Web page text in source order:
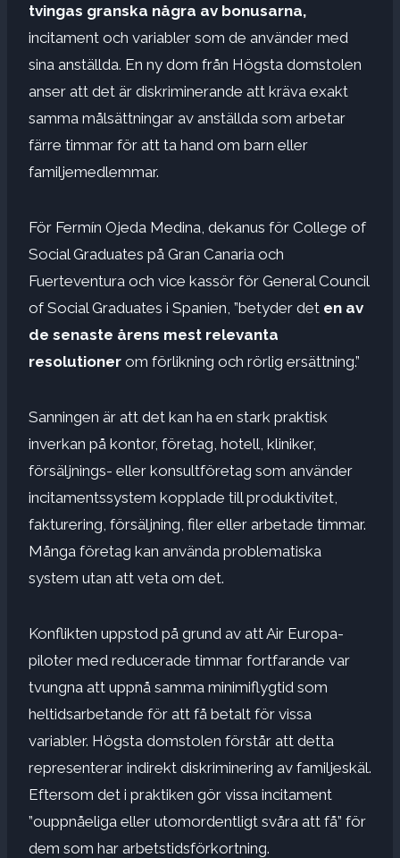
tvingas granska några av bonusarna,
incitament och variabler som de använder med
sina anställda. En ny dom från Högsta domstolen
anser att det är diskriminerande att kräva exakt
samma målsättningar av anställda som arbetar
färre timmar för att ta hand om barn eller
familjemedlemmar.
För Fermín Ojeda Medina, dekanus för College of
Social Graduates på Gran Canaria och
Fuerteventura och vice kassör för General Council
of Social Graduates i Spanien, ”betyder det en av
de senaste årens mest relevanta
resolutioner om förlikning och rörlig ersättning.”
Sanningen är att det kan ha en stark praktisk
inverkan på kontor, företag, hotell, kliniker,
försäljnings- eller konsultföretag som använder
incitamentssystem kopplade till produktivitet,
fakturering, försäljning, filer eller arbetade timmar.
Många företag kan använda problematiska
system utan att veta om det.
Konflikten uppstod på grund av att Air Europa-
piloter med reducerade timmar fortfarande var
tvungna att uppnå samma minimiflygtid som
heltidsarbetande för att få betalt för vissa
variabler. Högsta domstolen förstår att detta
representerar indirekt diskriminering av familjeskäl.
Eftersom det i praktiken gör vissa incitament
”ouppnåeliga eller utomordentligt svåra att få” för
dem som har arbetstidsförkortning.